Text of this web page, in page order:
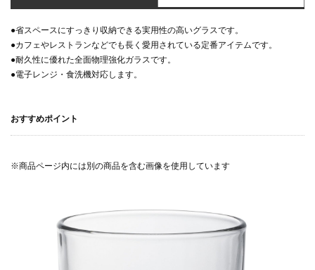
●省スペースにすっきり収納できる実用性の高いグラスです。
●カフェやレストランなどでも長く愛用されている定番アイテムです。
●耐久性に優れた全面物理強化ガラスです。
●電子レンジ・食洗機対応します。
おすすめポイント
※商品ページ内には別の商品を含む画像を使用しています